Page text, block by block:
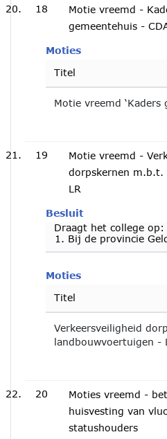
18
Motie vreemd -
gemeentehuis -
Moties
Titel
Motie vreemd ‘Kaders
19
Motie vreemd -
dorpskernen
LR
Besluit
Draagt het college op:
Bij de provincie
Moties
Titel
Verkeersveiligheid
landbouwvoertuigen -
20
Moties vreemd -
huisvesting van
statushouders